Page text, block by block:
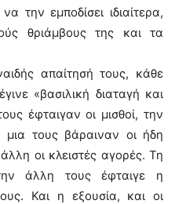
την εμποδίσει ιδιαίτερα,
θριάμβους της και τα
απαίτησή τους, κάθε
«βασιλική διαταγή και
έφταιγαν οι μισθοί, την
τους βάραιναν οι ήδη
οι κλειστές αγορές. Τη
άλλη τους έφταιγε η
Και η εξουσία, και οι